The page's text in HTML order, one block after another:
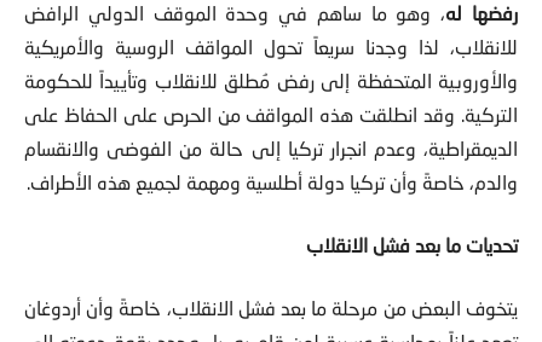
رفضها له، وهو ما ساهم في وحدة الموقف الدولي الرافض
للانقلاب، لذا وجدنا سريعاً تحول المواقف الروسية والأمريكية
والأوروبية المتحفظة إلى رفض مُطلق للانقلاب وتأييداً للحكومة
التركية. وقد انطلقت هذه المواقف من الحرص على الحفاظ على
الديمقراطية، وعدم انجرار تركيا إلى حالة من الفوضى والانقسام
والدم، خاصةً وأن تركيا دولة أطلسية ومهمة لجميع هذه الأطراف.
تحديات ما بعد فشل الانقلاب
يتخوف البعض من مرحلة ما بعد فشل الانقلاب، خاصةً وأن أردوغان